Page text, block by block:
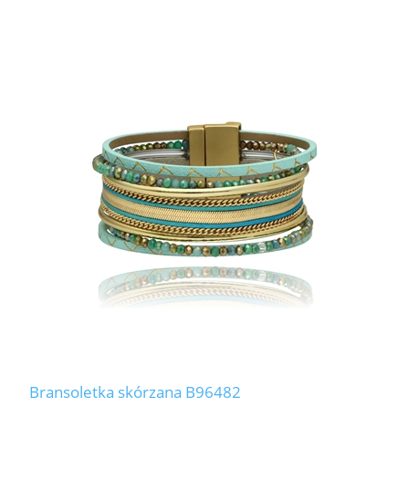
Bransoletka skórzana B96482